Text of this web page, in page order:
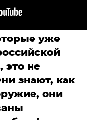
уже
это не
знают, как
они